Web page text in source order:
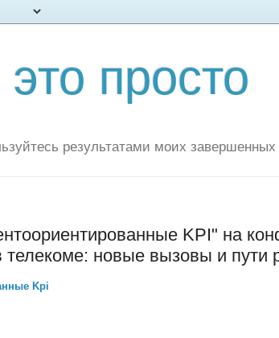
просто
результатами моих
KPI" на
новые вызовы и пути
Kpi